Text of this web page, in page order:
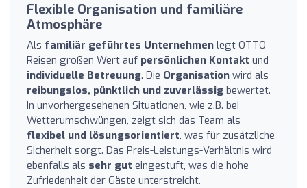
Flexible Organisation und familiäre
Atmosphäre
Als familiär geführtes Unternehmen legt OTTO
Reisen großen Wert auf persönlichen Kontakt und
individuelle Betreuung. Die Organisation wird als
reibungslos, pünktlich und zuverlässig bewertet.
In unvorhergesehenen Situationen, wie z.B. bei
Wetterumschwüngen, zeigt sich das Team als
flexibel und lösungsorientiert, was für zusätzliche
Sicherheit sorgt. Das Preis-Leistungs-Verhältnis wird
ebenfalls als sehr gut eingestuft, was die hohe
Zufriedenheit der Gäste unterstreicht.